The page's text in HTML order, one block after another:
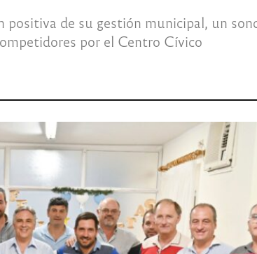
positiva de su gestión municipal, un
por el Centro Cívico